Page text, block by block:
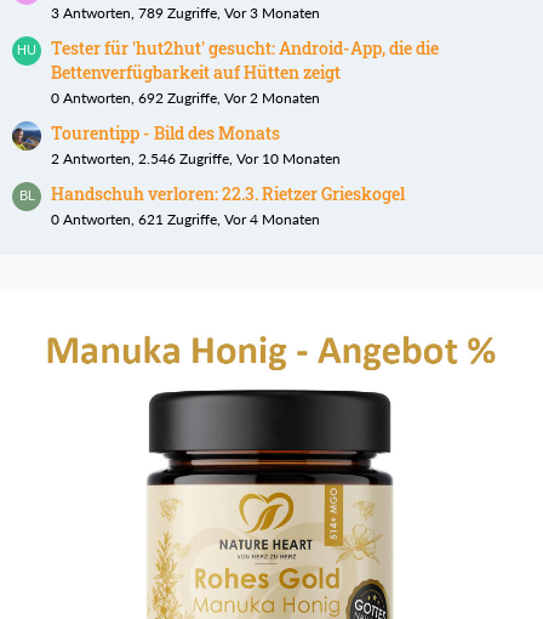
3 Antworten, 789 Zugriffe, Vor 3 Monaten
Tester für 'hut2hut' gesucht: Android-App, die die
Bettenverfügbarkeit auf Hütten zeigt
0 Antworten, 692 Zugriffe, Vor 2 Monaten
Tourentipp - Bild des Monats
2 Antworten, 2.546 Zugriffe, Vor 10 Monaten
Handschuh verloren: 22.3. Rietzer Grieskogel
0 Antworten, 621 Zugriffe, Vor 4 Monaten